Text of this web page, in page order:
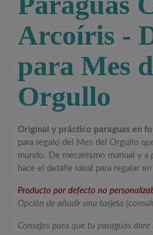
Arcoíris -
para Mes
Orgullo
Original y práctico paraguas en
para regalo del Mes del Orgullo
mundo. De mecanismo manual y a
hace el detalle ideal para regalar
Producto por defecto no
Opción de añadir una tarjeta
Consejos para que tu paraguas